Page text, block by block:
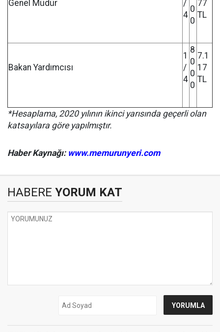
Genel Müdür
/
4
0
0
77
TL
Bakan Yardımcısı
1
/
4
8
0
0
0
7.1
17
TL
*Hesaplama, 2020 yılının ikinci yarısında geçerli olan
katsayılara göre yapılmıştır.
Haber Kaynağı: www.memurunyeri.com
HABERE YORUM KAT